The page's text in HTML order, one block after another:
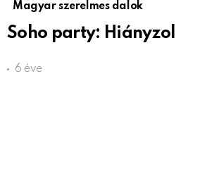
Magyar szerelmes dalok
Soho party: Hiányzol
6 éve